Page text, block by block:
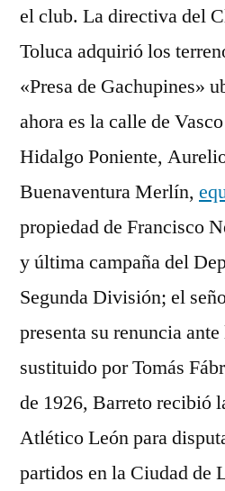
el club. La directiva del
Toluca adquirió los
«Presa de Gachupines»
ahora es la calle de
Hidalgo Poniente,
Buenaventura Merlín,
propiedad de Francisco
y última campaña del
Segunda División; el
presenta su renuncia
sustituido por Tomás
de 1926, Barreto recibió
Atlético León para
partidos en la Ciudad de